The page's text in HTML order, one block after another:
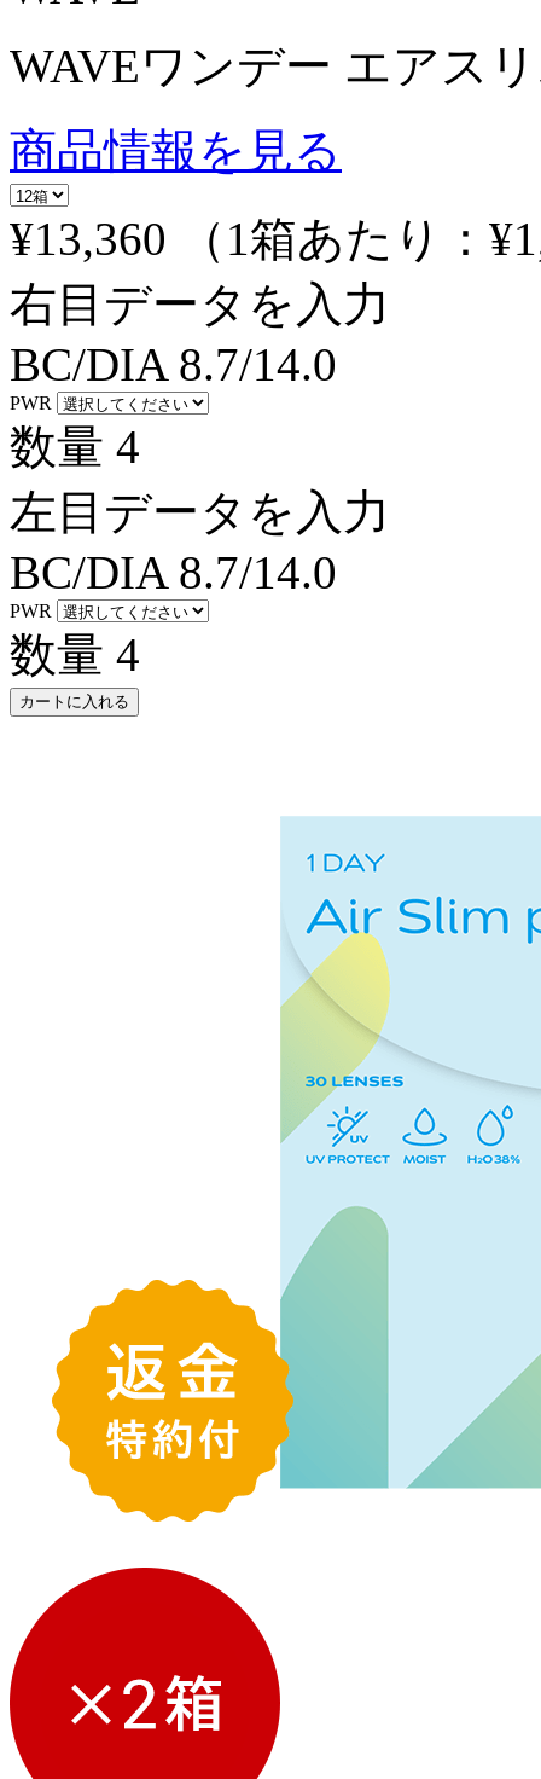
WAVEワンデー エアス
商品情報を見る
¥13,360
（1箱あたり：
右目データを入力
BC/DIA 8.7/14.0
PWR
数量 4
左目データを入力
BC/DIA 8.7/14.0
PWR
数量 4
カートに入れる